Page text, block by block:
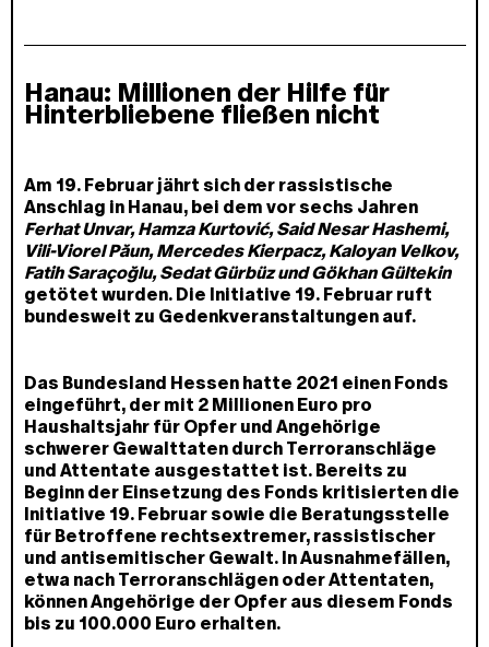
Hanau: Millionen der Hilfe für
Hinterbliebene fließen nicht
Am 19. Februar jährt sich der rassistische
Anschlag in Hanau, bei dem vor sechs Jahren
Ferhat Unvar, Hamza Kurtović, Said Nesar Hashemi,
Vili-Viorel Păun, Mercedes Kierpacz, Kaloyan Velkov,
Fatih Saraçoğlu, Sedat Gürbüz und Gökhan Gültekin
getötet wurden. Die Initiative 19. Februar ruft
bundesweit zu Gedenkveranstaltungen auf.
Das Bundesland Hessen hatte 2021 einen Fonds
eingeführt, der mit 2 Millionen Euro pro
Haushaltsjahr für Opfer und Angehörige
schwerer Gewalttaten durch Terroranschläge
und Attentate ausgestattet ist. Bereits zu
Beginn der Einsetzung des Fonds kritisierten die
Initiative 19. Februar sowie die Beratungsstelle
für Betroffene rechtsextremer, rassistischer
und antisemitischer Gewalt. In Ausnahmefällen,
etwa nach Terroranschlägen oder Attentaten,
können Angehörige der Opfer aus diesem Fonds
bis zu 100.000 Euro erhalten.